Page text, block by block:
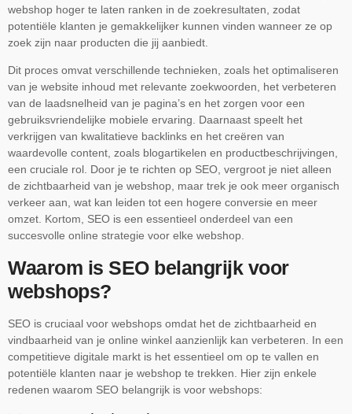
webshop hoger te laten ranken in de zoekresultaten, zodat
potentiële klanten je gemakkelijker kunnen vinden wanneer ze op
zoek zijn naar producten die jij aanbiedt.
Dit proces omvat verschillende technieken, zoals het optimaliseren
van je website inhoud met relevante zoekwoorden, het verbeteren
van de laadsnelheid van je pagina’s en het zorgen voor een
gebruiksvriendelijke mobiele ervaring. Daarnaast speelt het
verkrijgen van kwalitatieve backlinks en het creëren van
waardevolle content, zoals blogartikelen en productbeschrijvingen,
een cruciale rol. Door je te richten op SEO, vergroot je niet alleen
de zichtbaarheid van je webshop, maar trek je ook meer organisch
verkeer aan, wat kan leiden tot een hogere conversie en meer
omzet. Kortom, SEO is een essentieel onderdeel van een
succesvolle online strategie voor elke webshop.
Waarom is SEO belangrijk voor
webshops?
SEO is cruciaal voor webshops omdat het de zichtbaarheid en
vindbaarheid van je online winkel aanzienlijk kan verbeteren. In een
competitieve digitale markt is het essentieel om op te vallen en
potentiële klanten naar je webshop te trekken. Hier zijn enkele
redenen waarom SEO belangrijk is voor webshops: